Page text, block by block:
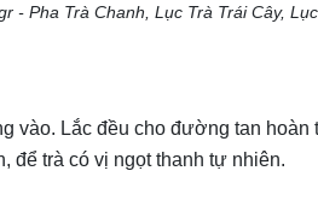
- Pha Trà Chanh, Lục Trà Trái Cây,
vào. Lắc đều cho đường tan hoàn
trà có vị ngọt thanh tự nhiên.